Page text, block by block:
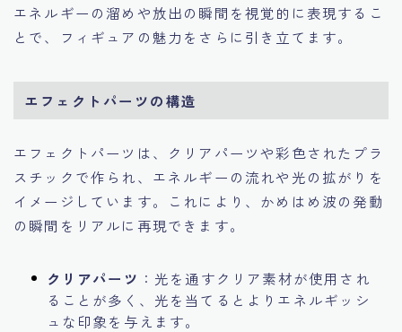
エネルギーの溜めや放出の瞬間を視覚的に表現するこ
とで、フィギュアの魅力をさらに引き立てます。
エフェクトパーツの構造
エフェクトパーツは、クリアパーツや彩色されたプラ
スチックで作られ、エネルギーの流れや光の拡がりを
イメージしています。これにより、かめはめ波の発動
の瞬間をリアルに再現できます。
クリアパーツ ：光を通すクリア素材が使用され
ることが多く、光を当てるとよりエネルギッシ
ュな印象を与えます。